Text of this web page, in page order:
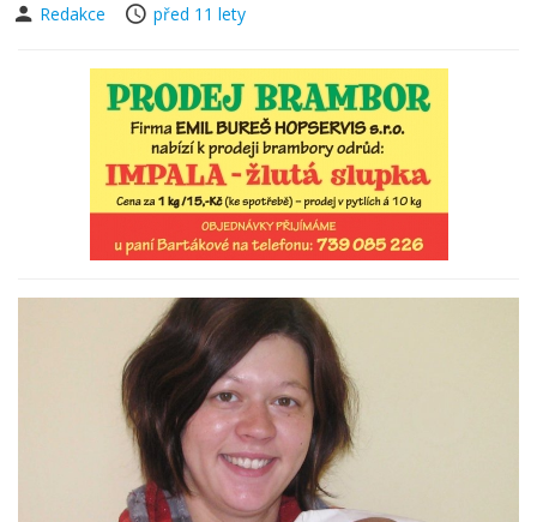
Redakce
před 11 lety